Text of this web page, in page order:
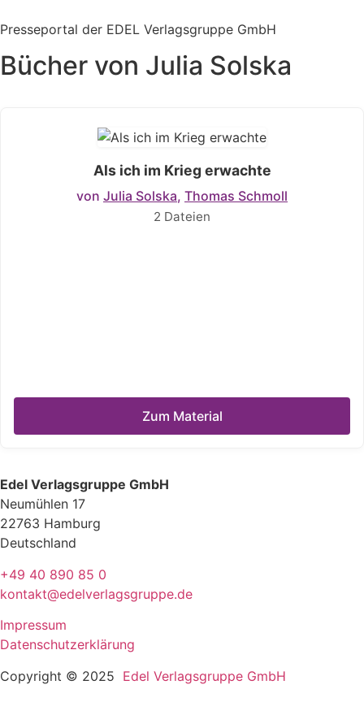
Inhalt
Presseportal der EDEL Verlagsgruppe GmbH
Bücher von Julia Solska
Als ich im Krieg erwachte
von Julia Solska, Thomas Schmoll
2 Dateien
Zum Material
Edel Verlagsgruppe GmbH
Neumühlen 17
22763 Hamburg
Deutschland
+49 40 890 85 0
kontakt@edelverlagsgruppe.de
Impressum
Datenschutzerklärung
Copyright © 2025 Edel Verlagsgruppe GmbH